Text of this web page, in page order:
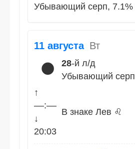
Убывающий серп, 7.1%
11 августа Вт
🌑 28-й л/д
Убывающий серп
↑
––:––
↓
20:03
В знаке Лев ♌